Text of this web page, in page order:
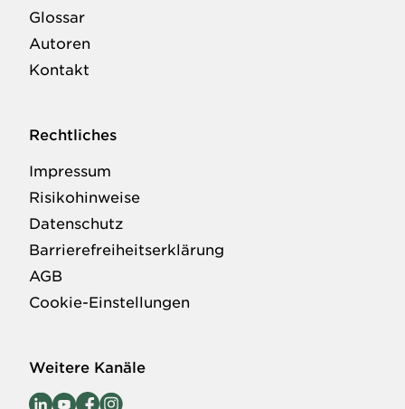
Glossar
Autoren
Kontakt
Rechtliches
Impressum
Risikohinweise
Datenschutz
Barrierefreiheitserklärung
AGB
Cookie-Einstellungen
Weitere Kanäle